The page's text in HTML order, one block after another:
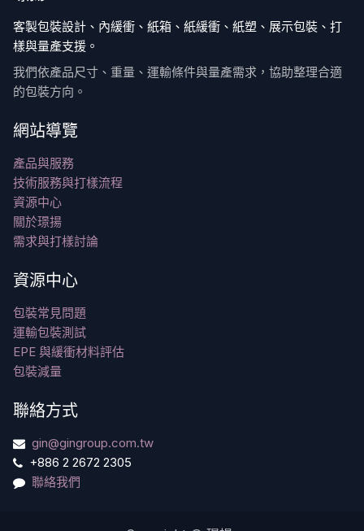
客製包裝設計、內緩衝、紙箱、紙緩衝、紙塑、展示包裝、打
樣與量產支援。
我們依產品尺寸、重量、運輸條件與量產需求，協助整理合適
的包裝方向。
網站導覽
產品與服務
技術服務與打樣流程
資源中心
關於璟揚
需求與打樣討論
資源中心
包裝常見問題
運輸包裝測試
EPE 與緩衝材料評估
包裝減量
聯絡方式
gin@gingroup.com.tw
+886 2 2672 2305
聯絡我們